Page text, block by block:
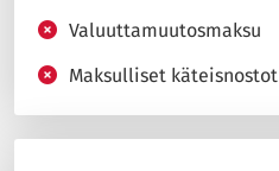
Valuuttamuutosmaksu
Maksulliset käteisnostot